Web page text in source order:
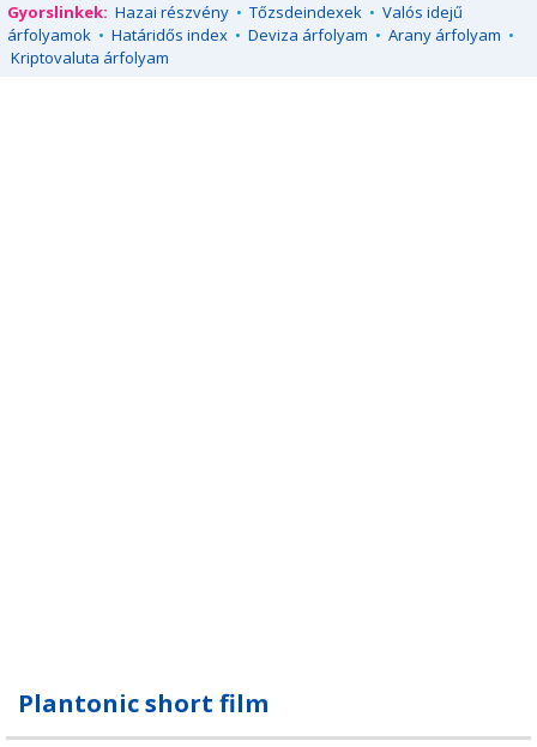
Gyorslinkek: Hazai részvény • Tőzsdeindexek • Valós idejű
árfolyamok • Határidős index • Deviza árfolyam • Arany árfolyam •
Kriptovaluta árfolyam
Plantonic short film